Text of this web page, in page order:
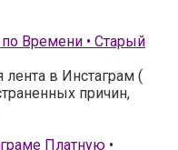
Времени • Старый
лента в Инстаграм (
причин,
Платную •